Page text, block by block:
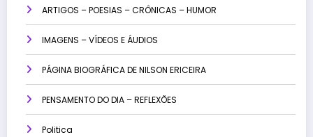
ARTIGOS – POESIAS – CRÔNICAS – HUMOR
IMAGENS – VÍDEOS E ÁUDIOS
PÁGINA BIOGRÁFICA DE NILSON ERICEIRA
PENSAMENTO DO DIA – REFLEXÕES
Politica